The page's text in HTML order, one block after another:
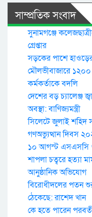
সাম্প্রতিক সংবাদ
সুনামগঞ্জে
গ্রেপ্তার
সড়কের পাশে
মৌলভীবাজারে
কর্মকর্তাকে বদলি
দেশের বড় চ্যালেঞ্জ
অবস্থা: বাণিজ্যমন্ত্রী
সিলেটে জুলাই শহিদ
গণঅভ্যুত্থান দিবস
১০ আগস্ট এসএসসি ও
শাপলা চত্বরে হত্যা
আনুষ্ঠানিক অভিযোগ
বিরোধীদলের পতন
ঠেকেছে: রাশেদ খান
কে হতে পারেন